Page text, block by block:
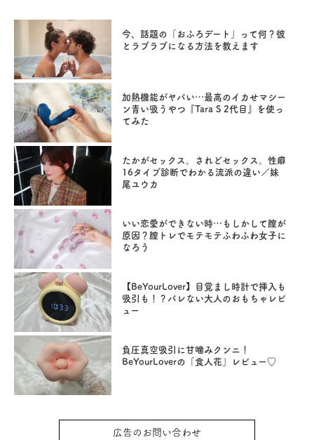
今、話題の「おふろデート」って何？彼
とラブラブになる方法を教えます
加熱機能がヤバい…最高のイカせマシー
ン青い吸うやつ『Tara S 2代目』を使っ
てみた
たかがセックス。されどセックス。性癖
16タイプ診断でわかる流派の違い／妹
尾ユウカ
いい恋愛ができない時…もしかして膣が
原因？膣トレでモテモテふわふわ女子に
なろう
【BeYourLover】目覚まし時計で挿入も
吸引も！？バレない大人のおもちゃレビ
ュー
負圧真空吸引に甘噛みクンニ！
BeYourLoverの「食人花」レビュー♡
広告のお問い合わせ